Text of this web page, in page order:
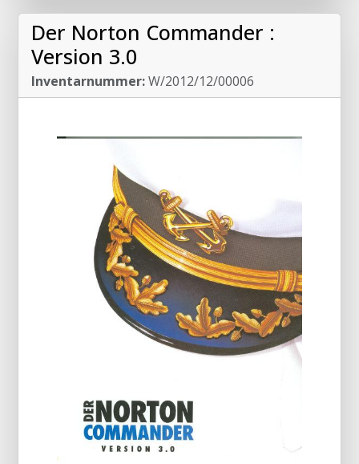
Der Norton Commander :
Version 3.0
Inventarnummer:W/2012/12/00006